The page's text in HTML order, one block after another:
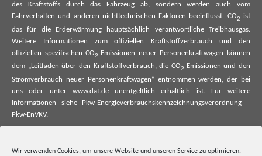
Wir verwenden Cookies, um unsere Website und unseren Service zu optimieren.
des Kraftstoffs durch das Fahrzeug ab, sondern werden auch vom
Fahrverhalten und anderen nichttechnischen Faktoren beeinflusst. CO2
ist
das für die Erderwärmung hauptsächlich verantwortliche Treibhausgas.
Weitere Informationen zum offiziellen Kraftstoffverbrauch und den
offiziellen spezifischen CO2-Emissionen neuer Personenkraftwagen können
dem „Leitfaden über den Kraftstoffverbrauch, die CO2-Emissionen und den
Stromverbrauch neuer Personenkraftwagen“ entnommen werden, der bei
uns oder unter www.dat.deunentgeltlich erhältlich ist. Für weitere
Informationen siehe Pkw-Energieverbrauchskennzeichnungsverordnung –
Pkw-EnVKV.
offiziellen spezifischen CO₂-Emissionen und ggf. zum Stromverbrauch neuer